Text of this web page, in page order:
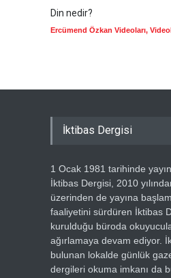
Din nedir?
Ercümend Özkan Videoları,
İktibas Dergisi
1 Ocak 1981 tarihinde
İktibas Dergisi, 2010
üzerinden de yayına
faaliyetini sürdüren İktibas
kurulduğu büroda
ağırlamaya devam ediyor.
bulunan lokalde günlük
dergileri okuma imkanı da